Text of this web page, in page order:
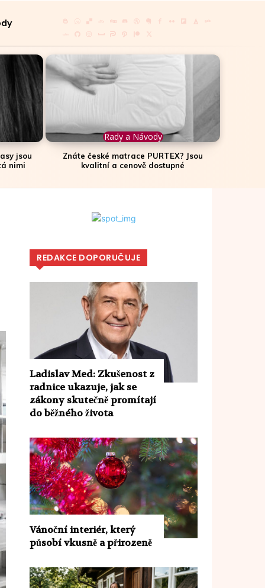
jsou
nimi
Rady a Návody
Znáte české matrace PURTEX? Jsou
kvalitní a cenově dostupné
REDAKCE DOPORUČUJE
Ladislav Med: Zkušenost z
radnice ukazuje, jak se
zákony skutečně promítají
do běžného života
Vánoční interiér, který
působí vkusně a přirozeně